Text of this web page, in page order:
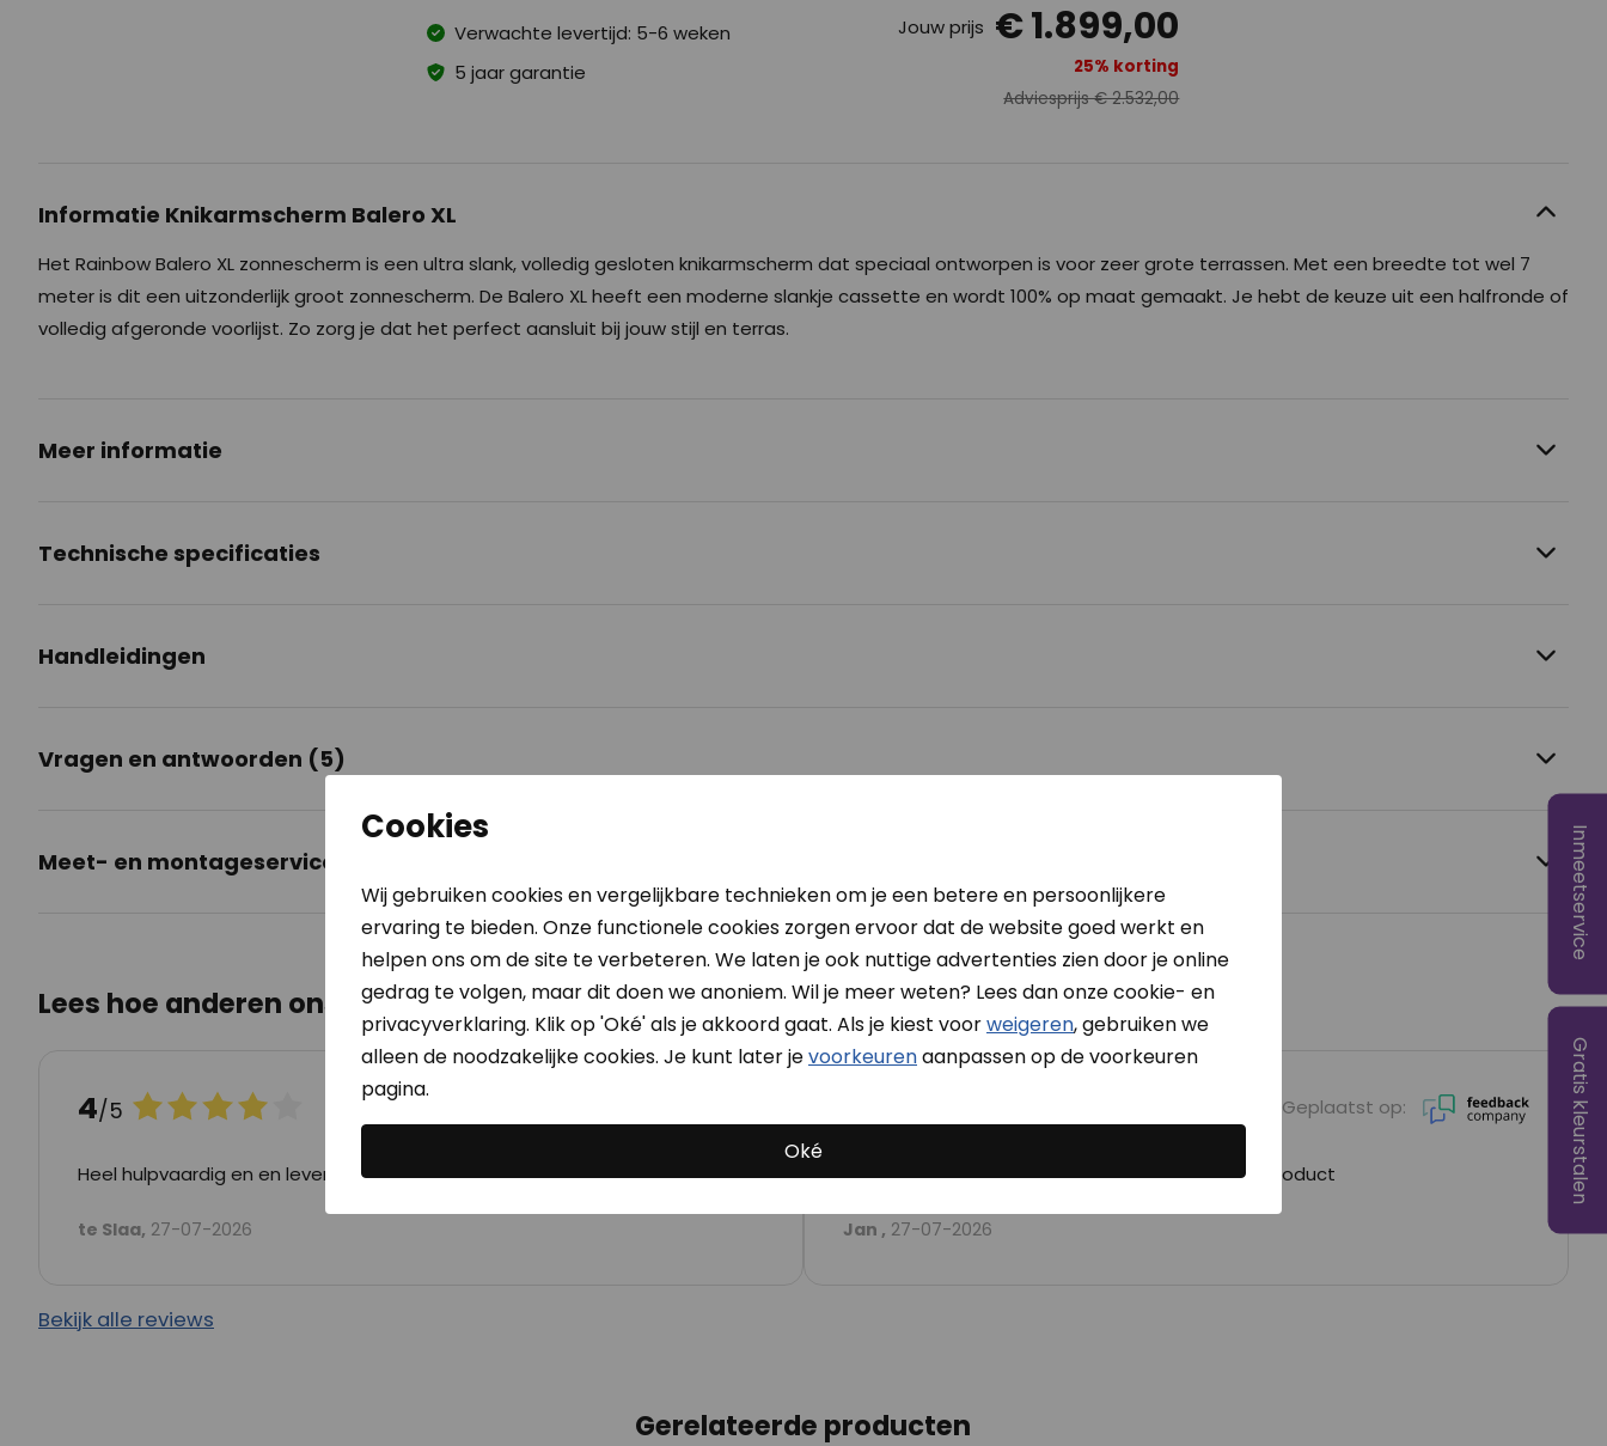
Verwachte levertijd: 5-6 weken
5 jaar garantie
Jouw prijs € 1.899,00
25% korting
Adviesprijs € 2.532,00
Informatie Knikarmscherm Balero XL
Het Rainbow Balero XL zonnescherm is een ultra slank, volledig gesloten knikarmscherm dat speciaal ontworpen is voor zeer grote terrassen. Met een breedte tot wel 7
meter is dit een uitzonderlijk groot zonnescherm. De Balero XL heeft een moderne slankje cassette en wordt 100% op maat gemaakt. Je hebt de keuze uit een halfronde of
volledig afgeronde voorlijst. Zo zorg je dat het perfect aansluit bij jouw stijl en terras.
Meer informatie
Technische specificaties
Handleidingen
Vragen en antwoorden (5)
Meet- en montageservice
Lees hoe anderen ons beoordelen
4/5
Heel hulpvaardig en en levering is altijd op tijd
te Slaa, 27-07-2026
Geplaatst op:
Goede ervaringen met Solano vriendelijk, goed product
Jan , 27-07-2026
Bekijk alle reviews
Gerelateerde producten
Cookies
Wij gebruiken cookies en vergelijkbare technieken om je een betere en persoonlijkere
ervaring te bieden. Onze functionele cookies zorgen ervoor dat de website goed werkt en
helpen ons om de site te verbeteren. We laten je ook nuttige advertenties zien door je online
gedrag te volgen, maar dit doen we anoniem. Wil je meer weten? Lees dan onze cookie- en
privacyverklaring. Klik op 'Oké' als je akkoord gaat. Als je kiest voorweigeren, gebruiken we
alleen de noodzakelijke cookies. Je kunt later jevoorkeurenaanpassen op de voorkeuren
pagina.
Oké
Inmeetservice
Gratis kleurstalen